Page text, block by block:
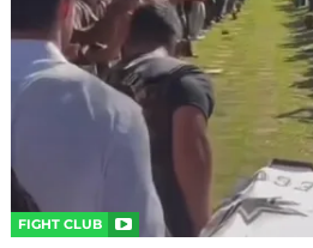
FIGHT CLUB